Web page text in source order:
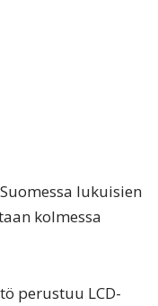
lukuisien
kolmessa
perustuu LCD-